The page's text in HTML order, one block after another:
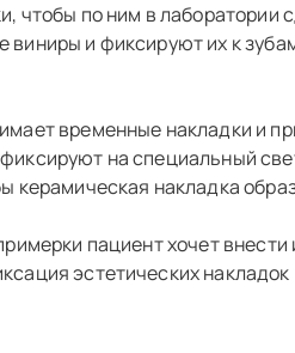
чтобы по ним в лаборатории
виниры и фиксируют их к
временные накладки и
на специальный
керамическая накладка
пациент хочет
эстетических